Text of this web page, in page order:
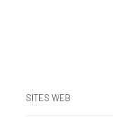
SITES WEB